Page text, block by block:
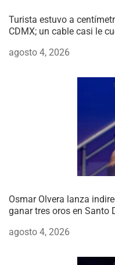
Turista estuvo a
CDMX; un cable casi le
agosto 4, 2026
Osmar Olvera lanza
ganar tres oros en Santo
agosto 4, 2026